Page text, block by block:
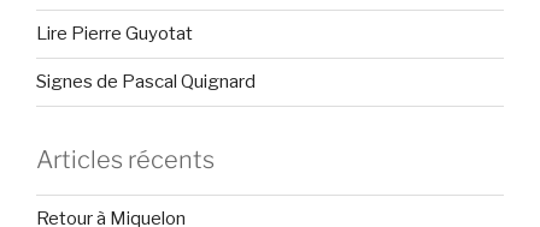
Lire Pierre Guyotat
Signes de Pascal Quignard
Articles récents
Retour à Miquelon